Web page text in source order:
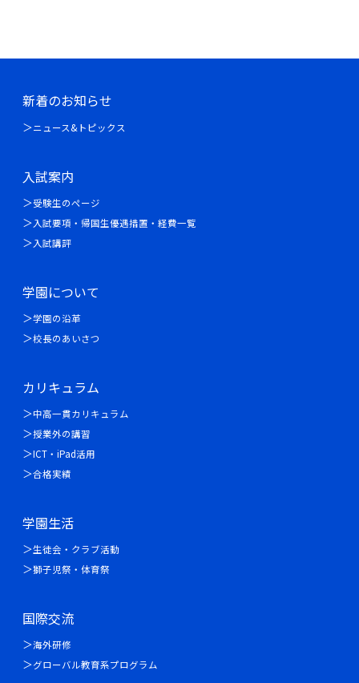
新着のお知らせ
ニュース&トピックス
入試案内
受験生のページ
入試要項・帰国生優遇措置・経費一覧
入試講評
学園について
学園の沿革
校長のあいさつ
カリキュラム
中高一貫カリキュラム
授業外の講習
ICT・iPad活用
合格実績
学園生活
生徒会・クラブ活動
獅子児祭・体育祭
国際交流
海外研修
グローバル教育系プログラム